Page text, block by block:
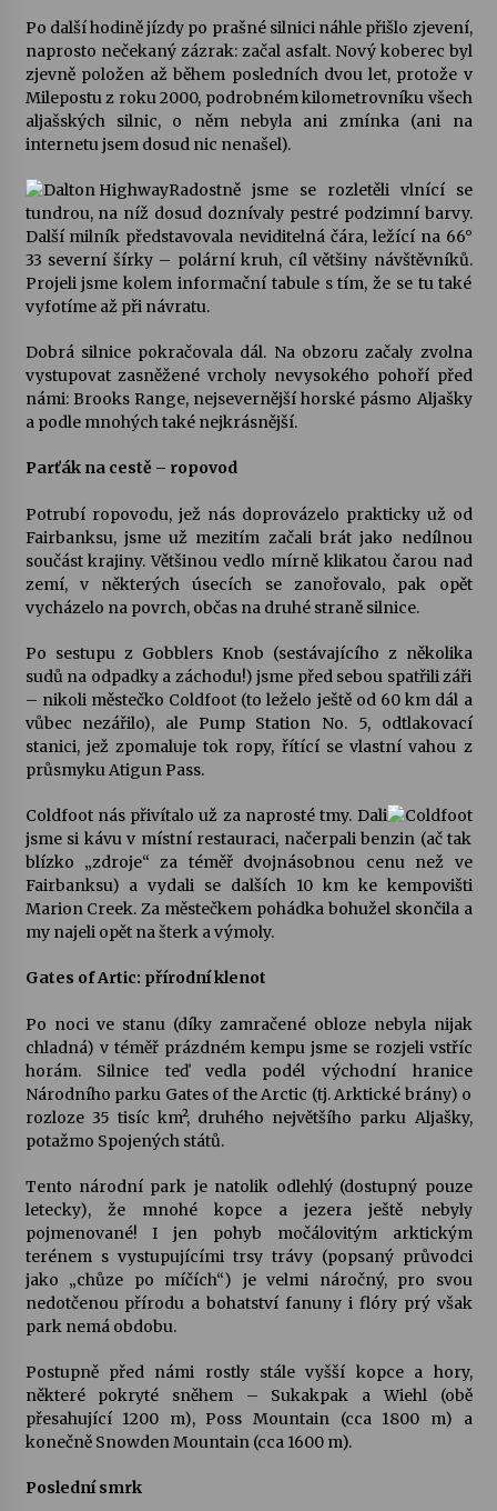
Po další hodině jízdy po prašné silnici náhle přišlo zjevení,
naprosto nečekaný zázrak: začal asfalt. Nový koberec byl
zjevně položen až během posledních dvou let, protože v
Milepostu z roku 2000, podrobném kilometrovníku všech
aljašských silnic, o něm nebyla ani zmínka (ani na
internetu jsem dosud nic nenašel).
Radostně jsme se rozletěli vlnící se
tundrou, na níž dosud doznívaly pestré podzimní barvy.
Další milník představovala neviditelná čára, ležící na 66°
33 severní šírky – polární kruh, cíl většiny návštěvníků.
Projeli jsme kolem informační tabule s tím, že se tu také
vyfotíme až při návratu.
Dobrá silnice pokračovala dál. Na obzoru začaly zvolna
vystupovat zasněžené vrcholy nevysokého pohoří před
námi: Brooks Range, nejsevernější horské pásmo Aljašky
a podle mnohých také nejkrásnější.
Parťák na cestě – ropovod
Potrubí ropovodu, jež nás doprovázelo prakticky už od
Fairbanksu, jsme už mezitím začali brát jako nedílnou
součást krajiny. Většinou vedlo mírně klikatou čarou nad
zemí, v některých úsecích se zanořovalo, pak opět
vycházelo na povrch, občas na druhé straně silnice.
Po sestupu z Gobblers Knob (sestávajícího z několika
sudů na odpadky a záchodu!) jsme před sebou spatřili záři
– nikoli městečko Coldfoot (to leželo ještě od 60 km dál a
vůbec nezářilo), ale Pump Station No. 5, odtlakovací
stanici, jež zpomaluje tok ropy, řítící se vlastní vahou z
průsmyku Atigun Pass.
Coldfoot nás přivítalo už za naprosté tmy. Dali
jsme si kávu v místní restauraci, načerpali benzin (ač tak
blízko „zdroje“ za téměř dvojnásobnou cenu než ve
Fairbanksu) a vydali se dalších 10 km ke kempovišti
Marion Creek. Za městečkem pohádka bohužel skončila a
my najeli opět na šterk a výmoly.
Gates of Artic: přírodní klenot
Po noci ve stanu (díky zamračené obloze nebyla nijak
chladná) v téměř prázdném kempu jsme se rozjeli vstříc
horám. Silnice teď vedla podél východní hranice
Národního parku Gates of the Arctic (tj. Arktické brány) o
rozloze 35 tisíc km², druhého největšího parku Aljašky,
potažmo Spojených států.
Tento národní park je natolik odlehlý (dostupný pouze
letecky), že mnohé kopce a jezera ještě nebyly
pojmenované! I jen pohyb močálovitým arktickým
terénem s vystupujícími trsy trávy (popsaný průvodci
jako „chůze po míčích“) je velmi náročný, pro svou
nedotčenou přírodu a bohatství fanuny i flóry prý však
park nemá obdobu.
Postupně před námi rostly stále vyšší kopce a hory,
některé pokryté sněhem – Sukakpak a Wiehl (obě
přesahující 1200 m), Poss Mountain (cca 1800 m) a
konečně Snowden Mountain (cca 1600 m).
Poslední smrk